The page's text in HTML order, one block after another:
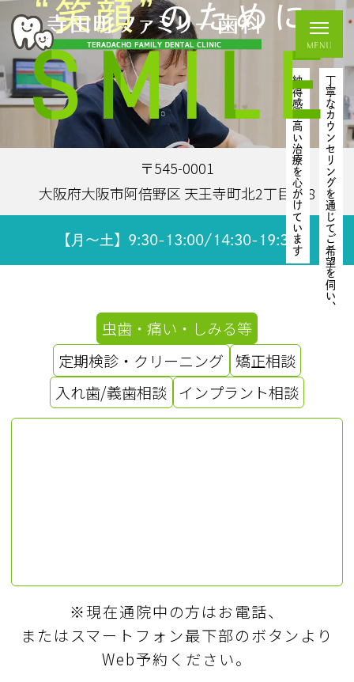
丁寧なカウンセリングを通じてご希望を伺い、
納得感の高い治療を心がけています
“笑顔”のために
〒545-0001
大阪府大阪市阿倍野区 天王寺町北2丁目1−8
【月～土】9:30-13:00/14:30-19:30
虫歯・痛い・しみる等
定期検診・クリーニング 矯正相談
入れ歯/義歯相談
インプラント相談
※現在通院中の方はお電話、
またはスマートフォン最下部のボタンより
Web予約ください。